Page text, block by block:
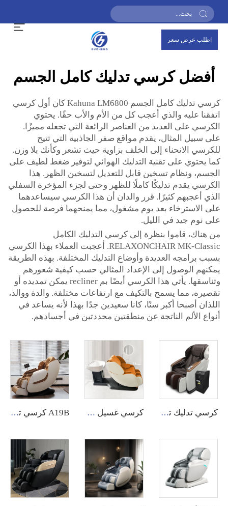
اطلب عرض سعر
أفضل كرسي تدليك كامل الجسم
كرسي تدليك كامل الجسم Kahuna LM6800 كان أول كرسي
اتفقنا عليه والذي أعجب كل من الأم والأب حقًا. يحتوي
الكرسي على العديد من العناصر الرائعة التي تجعله مميزًا.
على سبيل المثال، يقدم مواقع صفر الجاذبية التي تتيح
للكرسي الانحناء إلى الخلف بزاوية حيث تشعر وكأنك بلا وزن.
كما يحتوي على تقنية التدليك الهوائي لتوفير ضغط لطيف على
الجسم، ونظام تسخين قابل للتعديل لتسخين الظهر. هذا
الكرسي يقدم تدليكًا كاملًا للظهر وحتى لجزء المؤخرة السفلي
الذي أعجبهم كثيرًا. قرر والدان أن هذا الكرسي سيساعدهما
على الاسترخاء بعد يوم مشغول، مما يمنحهما فرصة للحصول
على نوم جيد في الليل.
من هناك، قاموا بنظرة إلى كرسي التدليك الكامل
RELAXONCHAIR MK-Classic. أعجبت العملاء بهذا الكرسي
بسبب برامجه العديدة وأوضاع التدليك المختلفة. بهذه الطريقة
يمكنهم الوصول إلى الإعداد المثالي حسب كيفية شعورهم
وتناسقها. يأتي هذا الكرسي أيضًا بم recliner يمكن تمديده أو
تقصيره، مما يسمح بالتكيف مع ارتفاعات مختلفة. والدة ووالد،
اللذان أصبحا أكبر سنًا، كانا سعيدين جدًا بهذا لأنه يساعد في
أنواع الألم الناتجة عن منطقتين محددتين في أجسادهم.
كرسي تدليك تجاري لجميع أنحاء الجسم من GUOHENG مع نظام تطبيق. كرسي غسيل شامبو لصالونات الشعر مع مساج وغرفة مساج للرأس وعلاج مائي للشعر وسرير مساج مع حوض غسيل A19B كرسي تدليك عميق لل Tissue جلد كرسي تدليك كهربائي أريكة GUOHENG فوجيان كرسي تدليك بنقطة سكون انعدام الوزن 0